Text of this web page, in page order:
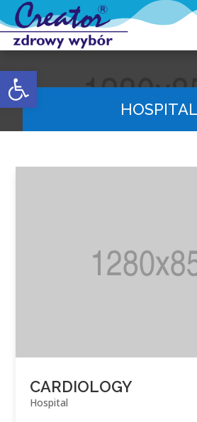
Otwórz pasek narzędzi
HOSPITAL
CARDIOLOGY
Hospital